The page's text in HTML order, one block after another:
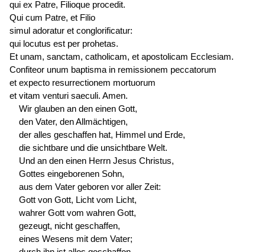
qui ex Patre, Filioque procedit.
Qui cum Patre, et Filio
simul adoratur et conglorificatur:
qui locutus est per prohetas.
Et unam, sanctam, catholicam, et apostolicam Ecclesiam.
Confiteor unum baptisma in remissionem peccatorum
et expecto resurrectionem mortuorum
et vitam venturi saeculi. Amen.
Wir glauben an den einen Gott,
den Vater, den Allmächtigen,
der alles geschaffen hat, Himmel und Erde,
die sichtbare und die unsichtbare Welt.
Und an den einen Herrn Jesus Christus,
Gottes eingeborenen Sohn,
aus dem Vater geboren vor aller Zeit:
Gott von Gott, Licht vom Licht,
wahrer Gott vom wahren Gott,
gezeugt, nicht geschaffen,
eines Wesens mit dem Vater;